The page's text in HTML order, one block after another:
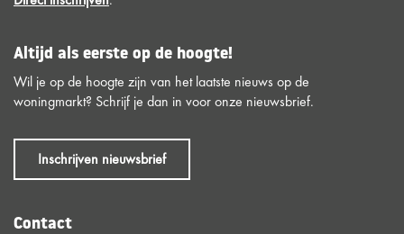
Altijd als eerste op de hoogte!
Wil je op de hoogte zijn van het laatste nieuws op de
woningmarkt? Schrijf je dan in voor onze nieuwsbrief.
Inschrijven nieuwsbrief
Contact